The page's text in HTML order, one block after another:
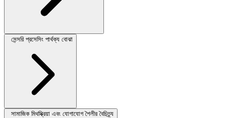
সেন্সরি প্রসেসিং পার্থক্য বোঝা
সামাজিক মিথস্ক্রিয়া এবং যোগাযোগ শৈলীর বৈচিত্র্য